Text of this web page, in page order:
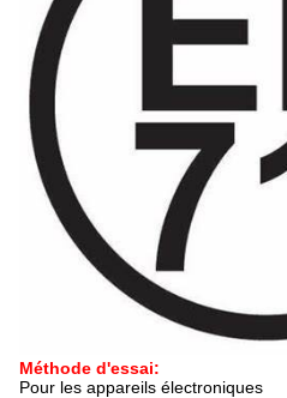
Méthode d'essai:
Pour les appareils électroniques